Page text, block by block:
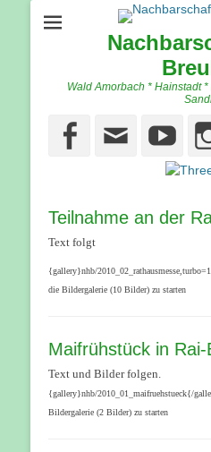
Wald Amorbach * Hainstadt
Facebook
Email
Teilnahme an der
Text folgt
{gallery}nhb/
die Bildergalerie (10 Bilder) zu starten
Maifrühstück in
Text und Bilder folgen.
{gallery}nhb/2010_01_maifruehstueck{/
Bildergalerie (2 Bilder) zu starten